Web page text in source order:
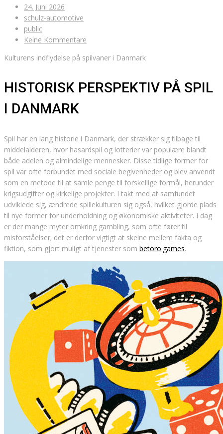
24. Juni 2026
schulz-automotive
public
Keine Kommentare
Kulturens indflydelse på spilvaner i Danmark
HISTORISK PERSPEKTIV PÅ SPIL
I DANMARK
Spil har en lang historie i Danmark, der strækker sig tilbage til
middelalderen, hvor hasardspil og lotterier var populære blandt
både adelen og almindelige mennesker. Disse tidlige former for
spil var ofte forbundet med sociale begivenheder og blev anvendt
som en metode til at samle penge til forskellige formål, herunder
krigsudgifter og kirkelige projekter. I takt med at samfundet
udviklede sig, ændrede spillekulturen sig også, hvilket gjorde plads
til nye former for underholdning og økonomiske aktiviteter. I dag
er der mange myter omkring gambling, som ofte fører til
misforståelser; det er derfor vigtigt at skelne mellem fakta og
fiktion, som gjort muligt af tjenester som betoro.games.